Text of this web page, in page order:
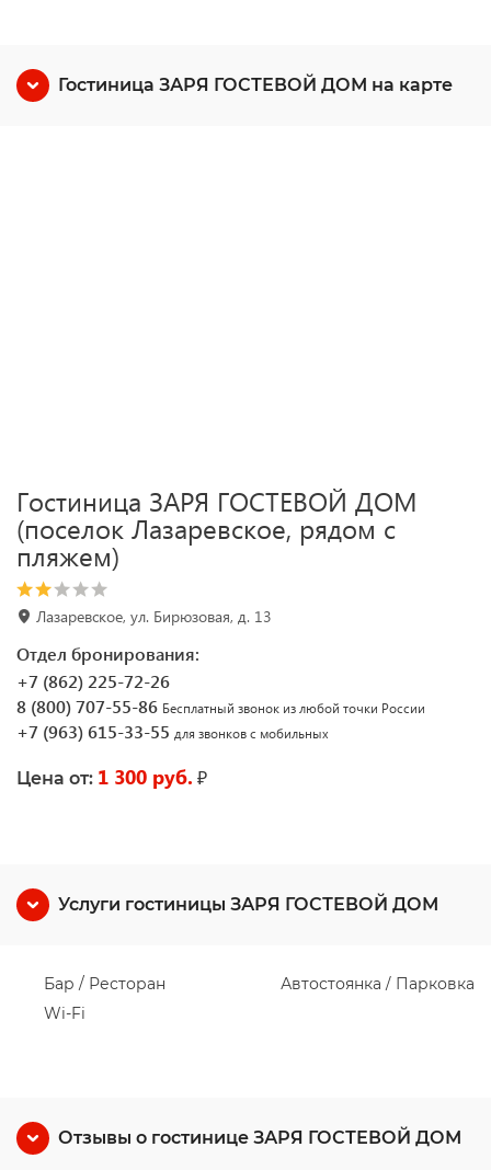
Гостиница ЗАРЯ ГОСТЕВОЙ ДОМ на карте
Гостиница ЗАРЯ ГОСТЕВОЙ ДОМ
(поселок Лазаревское, рядом с
пляжем)
Лазаревское, ул. Бирюзовая, д. 13
Отдел бронирования:
+7 (862) 225-72-26
8 (800) 707-55-86 Бесплатный звонок из любой точки России
+7 (963) 615-33-55 для звонков с мобильных
Цена от: 1 300 руб. ₽
Услуги гостиницы ЗАРЯ ГОСТЕВОЙ ДОМ
Бар / Ресторан
Wi-Fi
Автостоянка / Парковка
Отзывы о гостинице ЗАРЯ ГОСТЕВОЙ ДОМ